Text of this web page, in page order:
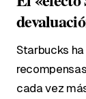
Starbucks
cada vez